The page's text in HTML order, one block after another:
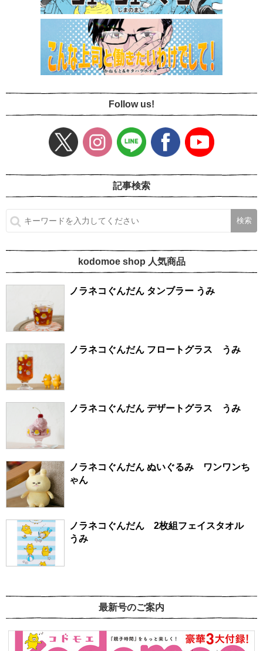
Follow us!
記事検索
kodomoe shop 人気商品
ノラネコぐんだん タンブラー うみ
ノラネコぐんだん フロートグラス うみ
ノラネコぐんだん デザートグラス うみ
ノラネコぐんだん ぬいぐるみ ワンワンち
ゃん
ノラネコぐんだん 2枚組フェイスタオル
うみ
最新号のご案内